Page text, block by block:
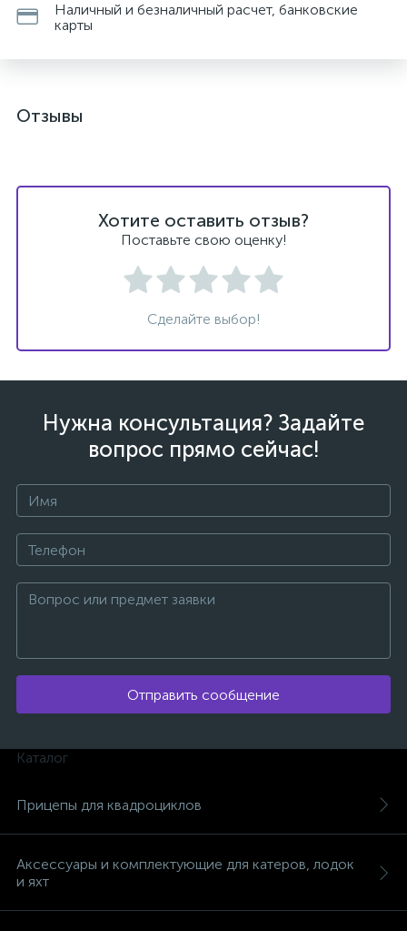
Наличный и безналичный расчет, банковские
карты
Отзывы
Хотите оставить отзыв?
Поставьте свою оценку!
Сделайте выбор!
Нужна консультация? Задайте
вопрос прямо сейчас!
Отправить сообщение
Каталог
Прицепы для квадроциклов
Аксессуары и комплектующие для катеров, лодок
и яхт